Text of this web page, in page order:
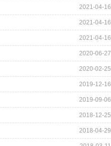
2021-04-16
2021-04-16
2021-04-16
2020-06-27
2020-02-25
2019-12-16
2019-09-06
2018-12-25
2018-04-29